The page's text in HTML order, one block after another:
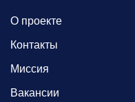
О проекте
Контакты
Миссия
Вакансии